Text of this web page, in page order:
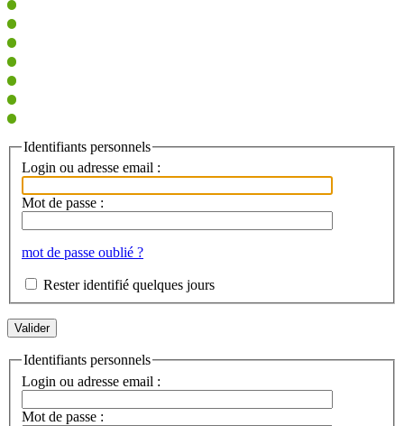
Identifiants personnels
Login ou adresse email :
Mot de passe :
mot de passe oublié ?
Rester identifié quelques jours
Identifiants personnels
Login ou adresse email :
Mot de passe :